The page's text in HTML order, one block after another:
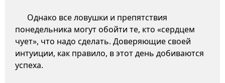
Однако все ловушки и препятствия
понедельника могут обойти те, кто «сердцем
чует», что надо сделать. Доверяющие своей
интуиции, как правило, в этот день добиваются
успеха.